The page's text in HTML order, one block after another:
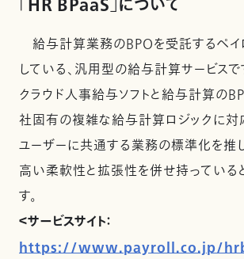
「HR BPaaS」について
給与計算業務のBPOを受託するペ
している、汎用型の給与計算サービスで
クラウド人事給与ソフトと給与計算の
社固有の複雑な給与計算ロジックに対
ユーザーに共通する業務の標準化を推
高い柔軟性と拡張性を併せ持っている
す。
＜サービスサイト：
https://www.payroll.co.jp/